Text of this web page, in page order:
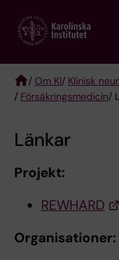
main
Breadcrumb
/ Om KI/ Klinisk
/ Försäkringsmedicin/
Länkar
Projekt:
REWHARD
Organisationer: